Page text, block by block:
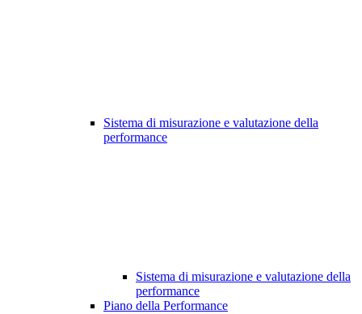
Sistema di misurazione e valutazione della
performance
Sistema di misurazione e valutazione della
performance
Piano della Performance